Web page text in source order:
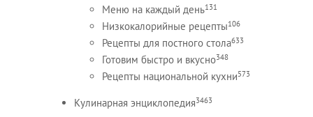
Меню на каждый день131
Низкокалорийные рецепты106
Рецепты для постного стола633
Готовим быстро и вкусно348
Рецепты национальной кухни573
Кулинарная энциклопедия3463